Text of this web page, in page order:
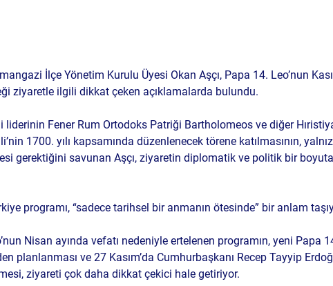
İlçe Yönetim Kurulu Üyesi Okan Aşçı, Papa 14. Leo’nun
ziyaretle ilgili dikkat çeken açıklamalarda bulundu.
liderinin Fener Rum Ortodoks Patriği Bartholomeos ve diğer
1700. yılı kapsamında düzenlenecek törene katılmasının,
gerektiğini savunan Aşçı, ziyaretin diplomatik ve politik bir
programı, “sadece tarihsel bir anmanın ötesinde” bir anlam
Nisan ayında vefatı nedeniyle ertelenen programın, yeni Papa
planlanması ve 27 Kasım’da Cumhurbaşkanı Recep Tayyip
ziyareti çok daha dikkat çekici hale getiriyor.